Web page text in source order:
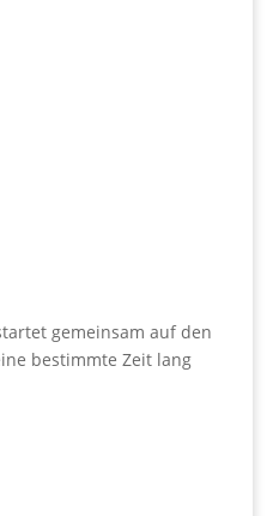
gemeinsam auf den
bestimmte Zeit lang